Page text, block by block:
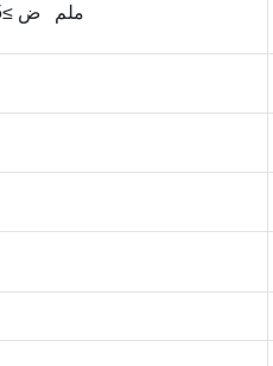
× ≥0.007 ملم ض ≥0.015 ملم